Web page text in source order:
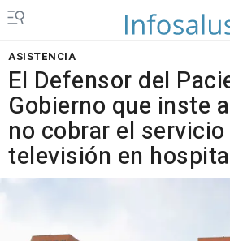
ASISTENCIA
El Defensor del
Gobierno que inste
no cobrar el servicio
televisión en